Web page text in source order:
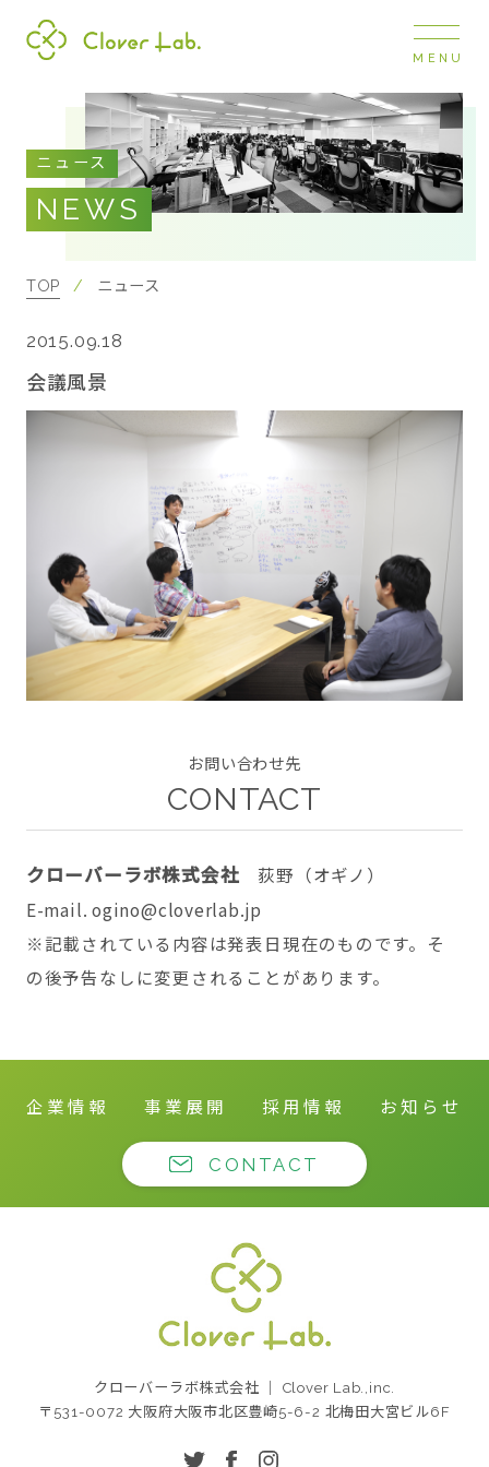
COMPANY
企業情報
ナビ
事業展開
RECRUIT
採用情報
CONTACT
MENU
ニュース
NEWS
TOP ニュース
会議風景
2015.09.18
お問い合わせ先
CONTACT
クローバーラボ株式会社 荻野（オギノ）
E-mail. ogino@cloverlab.jp
※記載されている内容は発表日現在のものです。そ
の後予告なしに変更されることがあります。
企業情報 事業展開 採用情報 お知らせ
CONTACT
会社
クローバーラボ株式会社 ｜ Clover Lab.,inc.
〒531-0072 大阪府大阪市北区豊崎5-6-2 北梅田大宮ビル6F